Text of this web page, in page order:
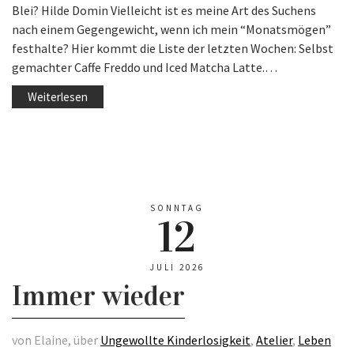
Blei? Hilde Domin Vielleicht ist es meine Art des Suchens
nach einem Gegengewicht, wenn ich mein “Monatsmögen”
festhalte? Hier kommt die Liste der letzten Wochen: Selbst
gemachter Caffe Freddo und Iced Matcha Latte.…
Weiterlesen
SONNTAG
12
JULI 2026
Immer wieder
von Elaine, über Ungewollte Kinderlosigkeit, Atelier, Leben